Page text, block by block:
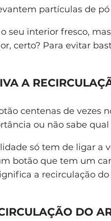
partículas de
seu interior fresco,
certo? Para evitar
A
centenas de vezes
ou não sabe
só tem de ligar a
botão que tem um
a recirculação do
DO